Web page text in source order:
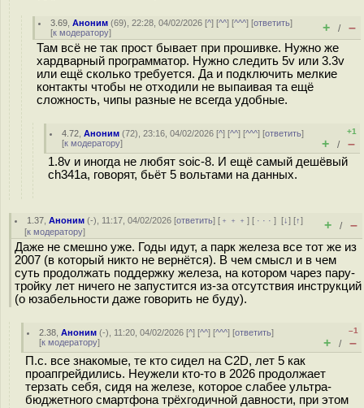
3.69 ,Аноним (69), 22:28, 04/02/2026 [^] [^^] [^^^] [ответить]
[к модератору] + / –
Там всё не так прост бывает при прошивке. Нужно же
хардварный программатор. Нужно следить 5v или 3.3v
или ещё сколько требуется. Да и подключить мелкие
контакты чтобы не отходили не выпаивая та ещё
сложность, чипы разные не всегда удобные.
4.72 ,Аноним (72), 23:16, 04/02/2026 [^] [^^] [^^^] [ответить]
[к модератору]
+1
+ / –
1.8v и иногда не любят soic-8. И ещё самый дешёвый
ch341a, говорят, бьёт 5 вольтами на данных.
1.37 ,Аноним (-), 11:17, 04/02/2026 [ответить] [ ﹢﹢﹢] [ · · ·][↓] [↑]
[к модератору] + / –
Даже не смешно уже. Годы идут, а парк железа все тот же из
2007 (в который никто не вернётся). В чем смысл и в чем
суть продолжать поддержку железа, на котором чарез пару-
тройку лет ничего не запустится из-за отсутствия инструкций
(о юзабельности даже говорить не буду).
2.38 ,Аноним (-), 11:20, 04/02/2026 [^] [^^] [^^^] [ответить]
[к модератору]
–1
+ / –
П.с. все знакомые, те кто сидел на C2D, лет 5 как
проапгрейдились. Неужели кто-то в 2026 продолжает
терзать себя, сидя на железе, которое слабее ультра-
бюджетного смартфона трёхгодичной давности, при этом